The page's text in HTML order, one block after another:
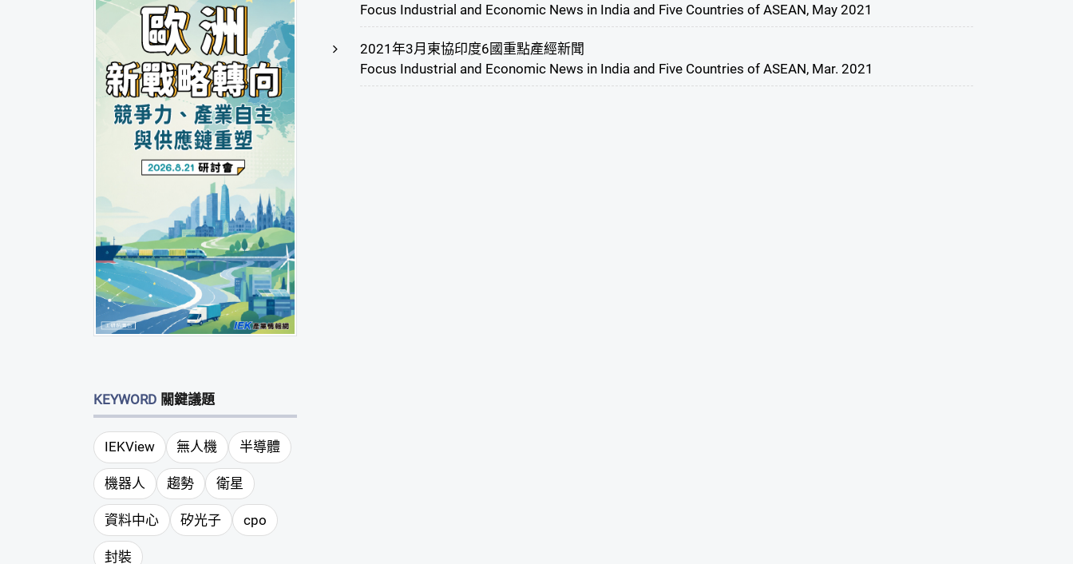
KEYWORD 關鍵議題
IEKView 無人機 半導體
機器人 趨勢 衛星
資料中心 矽光子 cpo
封裝
Focus Industrial and Economic News in India and Five Countries of ASEAN, May 2021
2021年3月東協印度6國重點產經新聞
Focus Industrial and Economic News in India and Five Countries of ASEAN, Mar. 2021